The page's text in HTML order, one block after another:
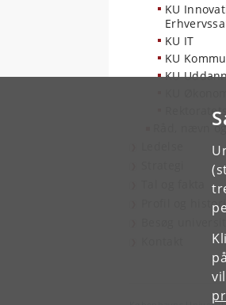
KU
KU IT
KU
KU
Råd, nævn
Profil og